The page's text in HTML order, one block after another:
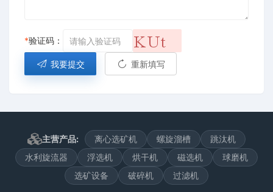
*验证码：
我要提交 重新填写
主营产品: 离心选矿机 螺旋溜槽
跳汰机
水利旋流器
浮选机 烘干机 磁选机
球磨机
选矿设备
破碎机 过滤机